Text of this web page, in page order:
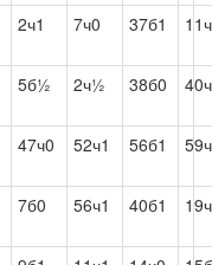
2ч1 7ч0 37б1
5б½ 2ч½ 38б0
47ч0 52ч1 56б1
7б0 56ч1 40б1